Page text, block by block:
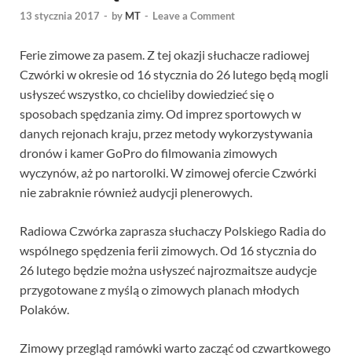
13 stycznia 2017 - by MT - Leave a Comment
Ferie zimowe za pasem. Z tej okazji słuchacze radiowej
Czwórki w okresie od 16 stycznia do 26 lutego będą mogli
usłyszeć wszystko, co chcieliby dowiedzieć się o
sposobach spędzania zimy. Od imprez sportowych w
danych rejonach kraju, przez metody wykorzystywania
dronów i kamer GoPro do filmowania zimowych
wyczynów, aż po nartorolki. W zimowej ofercie Czwórki
nie zabraknie również audycji plenerowych.
Radiowa Czwórka zaprasza słuchaczy Polskiego Radia do
wspólnego spędzenia ferii zimowych. Od 16 stycznia do
26 lutego będzie można usłyszeć najrozmaitsze audycje
przygotowane z myślą o zimowych planach młodych
Polaków.
Zimowy przegląd ramówki warto zacząć od czwartkowego